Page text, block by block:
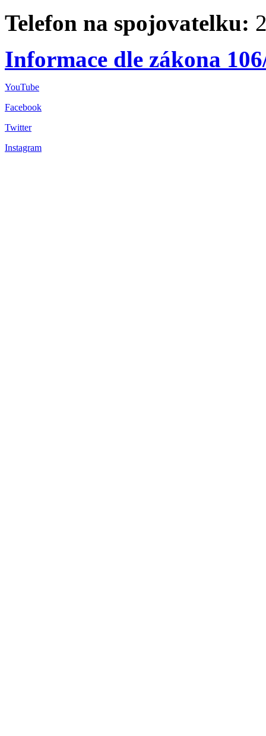
Telefon na spojovatelku:
Informace dle zákona
YouTube
Facebook
Twitter
Instagram